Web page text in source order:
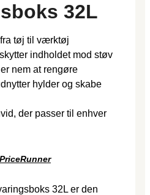
32L
tøj til værktøj
indholdet mod støv
nem at rengøre
hylder og skabe
der passer til enhver
PriceRunner
32L er den